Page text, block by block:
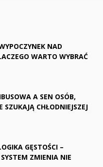
NAD
WARTO WYBRAĆ
A SEN OSÓB,
SZUKAJĄ CHŁODNIEJSZEJ
GĘSTOŚCI –
ZMIENIA NIE